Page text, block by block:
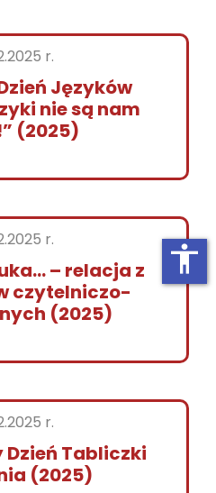
r.
Języków
nie są nam
(2025)
r.
– relacja z
czytelniczo-
(2025)
r.
Dzień Tabliczki
(2025)
accessibility